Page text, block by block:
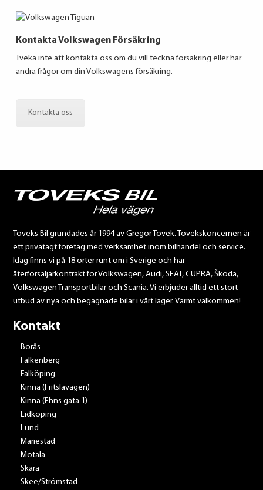
Kontakta Volkswagen Försäkring
Tveka inte att kontakta oss om du vill teckna försäkring eller har
andra frågor om din Volkswagens försäkring.
Kontakta oss
Toveks Bil grundades år 1994 av Gregor Tovek. Tovekskoncernen är
ett privatägt företag med verksamhet inom bilhandel och service.
Idag finns vi på 18 orter runt om i Sverige och har
återförsäljarkontrakt för Volkswagen, Audi, SEAT, CUPRA, Škoda,
Volkswagen Transportbilar och Scania. Vi erbjuder alltid ett stort
utbud av nya och begagnade bilar i vårt lager. Varmt välkommen!
Kontakt
Borås
Falkenberg
Falköping
Kinna (Fritslavägen)
Kinna (Ehns gata 1)
Lidköping
Lund
Mariestad
Motala
Skara
Skee/Strömstad